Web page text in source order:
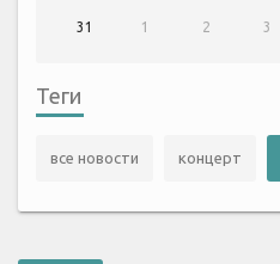
31 1 2 3
Теги
все новости концерт